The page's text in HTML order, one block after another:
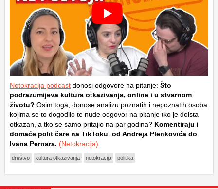
Netokracija podcast donosi odgovore na pitanje: Što
podrazumijeva kultura otkazivanja, online i u stvarnom
životu? Osim toga, donose analizu poznatih i nepoznatih osoba
kojima se to dogodilo te nude odgovor na pitanje tko je doista
otkazan, a tko se samo pritajio na par godina? Komentiraju i
domaće političare na TikToku, od Andreja Plenkovića do
Ivana Pernara. (Netokracija)
društvo kultura otkazivanja netokracija politika